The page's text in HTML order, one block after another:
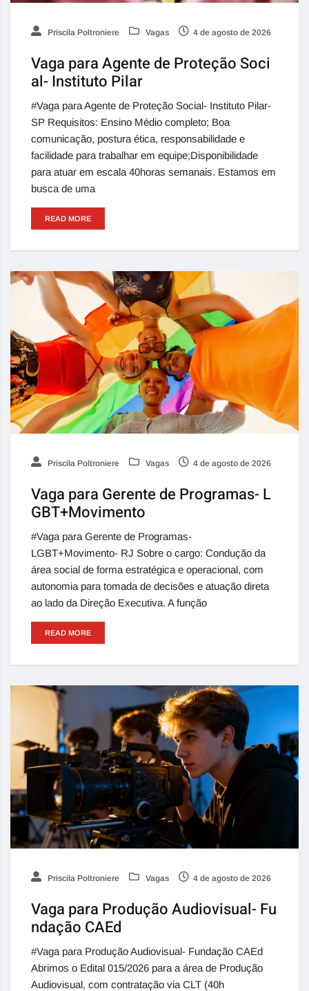
Priscila Poltroniere Vagas 4 de agosto de 2026
Vaga para Agente de Proteção Soci
al- Instituto Pilar
#Vaga para Agente de Proteção Social- Instituto Pilar-
SP Requisitos: Ensino Médio completo; Boa
comunicação, postura ética, responsabilidade e
facilidade para trabalhar em equipe;Disponibilidade
para atuar em escala 40horas semanais. Estamos em
busca de uma
READ MORE
Priscila Poltroniere Vagas 4 de agosto de 2026
Vaga para Gerente de Programas- L
GBT+Movimento
#Vaga para Gerente de Programas-
LGBT+Movimento- RJ Sobre o cargo: Condução da
área social de forma estratégica e operacional, com
autonomia para tomada de decisões e atuação direta
ao lado da Direção Executiva. A função
READ MORE
Priscila Poltroniere Vagas 4 de agosto de 2026
Vaga para Produção Audiovisual- Fu
ndação CAEd
#Vaga para Produção Audiovisual- Fundação CAEd
Abrimos o Edital 015/2026 para a área de Produção
Audiovisual, com contratação via CLT (40h